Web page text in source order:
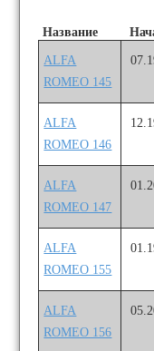
Название
ALFA
ROMEO 145
ALFA
ROMEO 146
ALFA
ROMEO 147
ALFA
ROMEO 155
ALFA
ROMEO 156